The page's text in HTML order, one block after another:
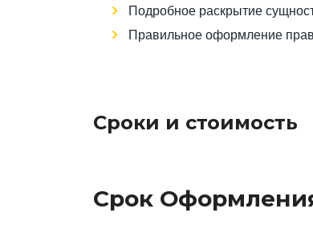
Подробное раскрытие
Правильное оформление
Сроки и стоимость
Срок